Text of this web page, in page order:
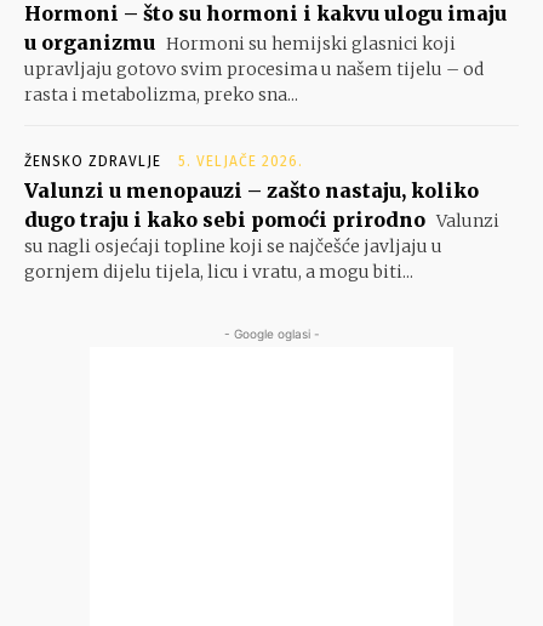
Hormoni – što su hormoni i kakvu ulogu imaju
u organizmu Hormoni su hemijski glasnici koji
upravljaju gotovo svim procesima u našem tijelu – od
rasta i metabolizma, preko sna...
ŽENSKO ZDRAVLJE 5. VELJAČE 2026.
Valunzi u menopauzi – zašto nastaju, koliko
dugo traju i kako sebi pomoći prirodno Valunzi
su nagli osjećaji topline koji se najčešće javljaju u
gornjem dijelu tijela, licu i vratu, a mogu biti...
- Google oglasi -